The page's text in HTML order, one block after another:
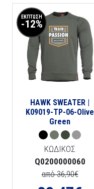
ΕΚΠΤΩΣΗ
-12%
HAWK SWEATER |
K09019-TP-06-Olive
Green
ΚΩΔΙΚΟΣ
Q0200000060
από 36,90€